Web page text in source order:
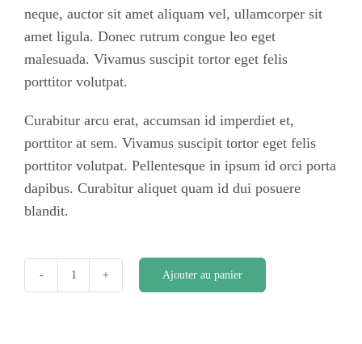
neque, auctor sit amet aliquam vel, ullamcorper sit
amet ligula. Donec rutrum congue leo eget
malesuada. Vivamus suscipit tortor eget felis
porttitor volutpat.
Curabitur arcu erat, accumsan id imperdiet et,
porttitor at sem. Vivamus suscipit tortor eget felis
porttitor volutpat. Pellentesque in ipsum id orci porta
dapibus. Curabitur aliquet quam id dui posuere
blandit.
Ajouter au panier